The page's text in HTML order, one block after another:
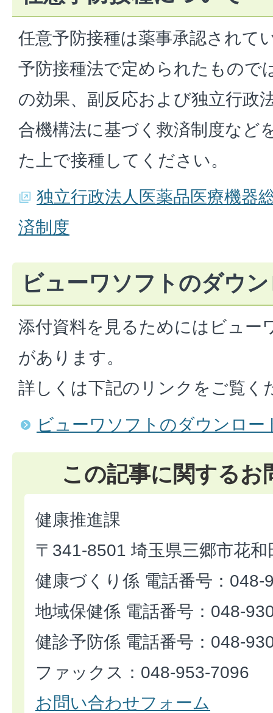
任意予防接種は薬事承認されて
予防接種法で定められたもので
の効果、副反応および独立行政
合機構法に基づく救済制度など
た上で接種してください。
独立行政法人医薬品医療機器
済制度
ビューワソフトのダウ
添付資料を見るためにはビュー
があります。
詳しくは下記のリンクをご覧く
ビューワソフトのダウンロー
この記事に関するお
健康推進課
〒341-8501 埼玉県三郷市花
健康づくり係 電話番号：048-
地域保健係 電話番号：048-
健診予防係 電話番号：048-
ファックス：048-953-7096
お問い合わせフォーム